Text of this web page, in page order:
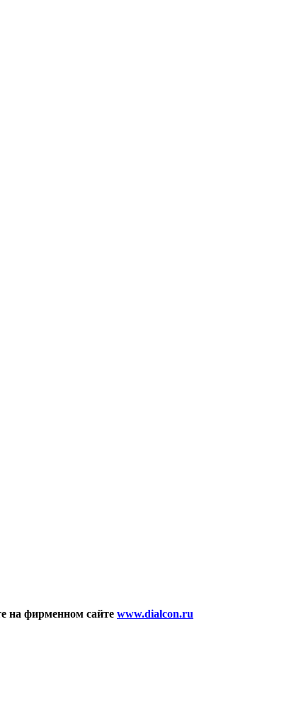
на фирменном сайте www.dialcon.ru